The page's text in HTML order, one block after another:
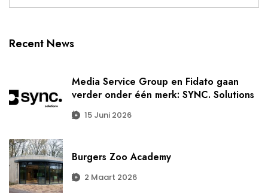
Recent News
Media Service Group en Fidato gaan
verder onder één merk: SYNC. Solutions
15 Juni 2026
Burgers Zoo Academy
2 Maart 2026